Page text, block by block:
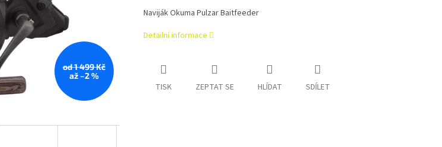
od 1 499 Kč
až –2 %
Naviják Okuma Pulzar Baitfeeder
Detailní informace
TISK ZEPTAT SE HLÍDAT SDÍLET